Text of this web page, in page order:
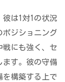
は1対1の状況
ポジショニング
戦にも強く、セ
ます。彼の守備
を構築する上で